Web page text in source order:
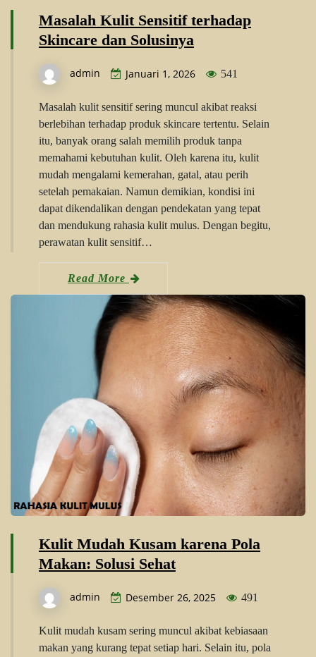
Masalah Kulit Sensitif terhadap
Skincare dan Solusinya
admin Januari 1, 2026 541
Masalah kulit sensitif sering muncul akibat reaksi
berlebihan terhadap produk skincare tertentu. Selain
itu, banyak orang salah memilih produk tanpa
memahami kebutuhan kulit. Oleh karena itu, kulit
mudah mengalami kemerahan, gatal, atau perih
setelah pemakaian. Namun demikian, kondisi ini
dapat dikendalikan dengan pendekatan yang tepat
dan mendukung rahasia kulit mulus. Dengan begitu,
perawatan kulit sensitif…
Read More
Kulit Mudah Kusam karena Pola
Makan: Solusi Sehat
admin Desember 26, 2025 491
Kulit mudah kusam sering muncul akibat kebiasaan
makan yang kurang tepat setiap hari. Selain itu, pola